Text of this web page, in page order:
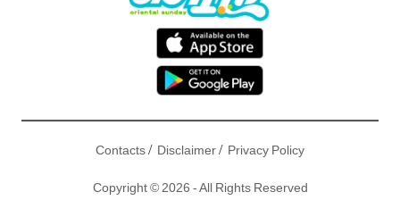
Contacts/ Disclaimer/ Privacy Policy
Copyright © 2026 - All Rights Reserved